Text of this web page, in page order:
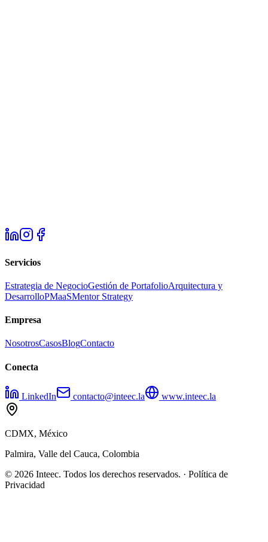
Servicios
Estrategia de NegocioGestión de PortafolioArquitectura y
DesarrolloPMaaSMentor Strategy
Empresa
NosotrosCasosBlogContacto
Conecta
LinkedIn contacto@inteec.la www.inteec.la
CDMX, México
Palmira, Valle del Cauca, Colombia
© 2026 Inteec. Todos los derechos reservados. · Política de
Privacidad